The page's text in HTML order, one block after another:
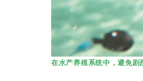
在水产养殖系统中，避免剧